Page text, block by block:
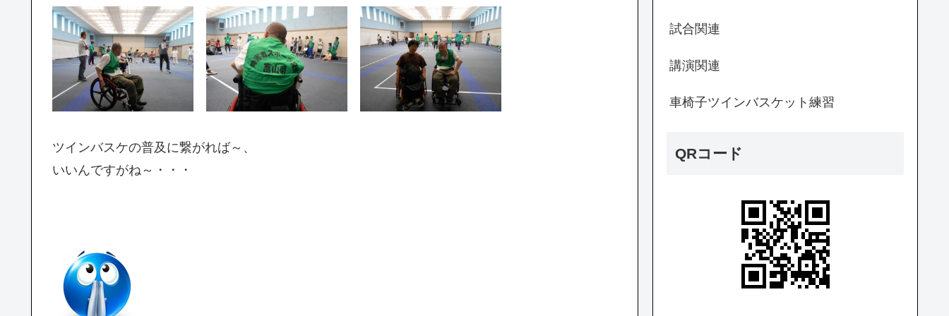
ツインバスケの普及に繋がれば～、
いいんですがね～・・・
試合関連
講演関連
車椅子ツインバスケット練習
QRコード